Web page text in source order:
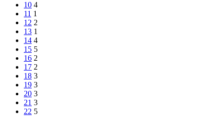
10 4
11 1
12 2
13 1
14 4
15 5
16 2
17 2
18 3
19 3
20 3
21 3
22 5